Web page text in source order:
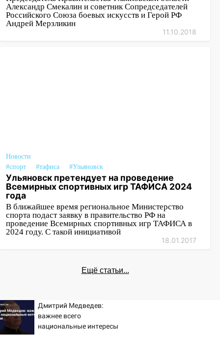
Александр Смекалин и советник Сопредседателей
Российского Союза боевых искусств и Герой РФ
Андрей Мерзликин
11.10.2018
Новости
#спорт
#тафиса #Ульяновск
Ульяновск претендует на проведение
Всемирных спортивных игр ТАФИСА 2024
года
В ближайшее время региональное Министерство
спорта подаст заявку в правительство РФ на
проведение Всемирных спортивных игр ТАФИСА в
2024 году. С такой инициативой
18.01.2017
Ещё статьи...
Дмитрий Медведев:
важнее всего
национальные интересы